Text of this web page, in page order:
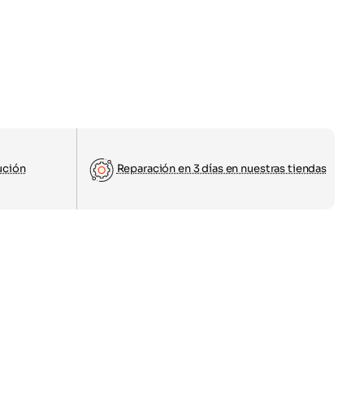
Reparación en 3 días en nuestras tiendas